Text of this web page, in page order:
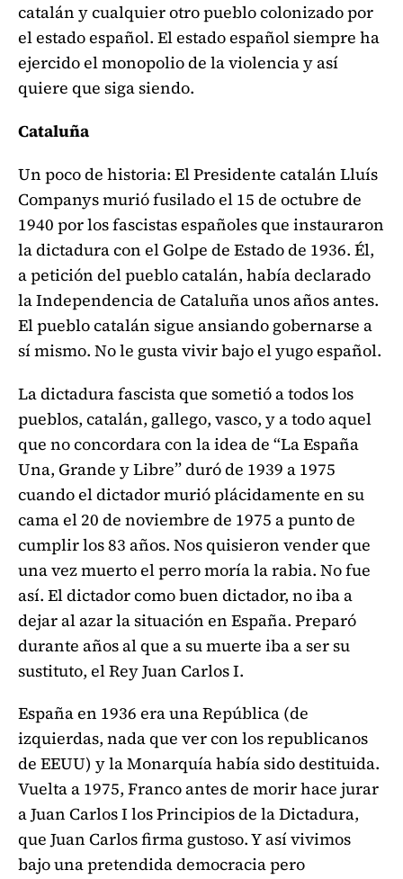
catalán y cualquier otro pueblo colonizado por
el estado español. El estado español siempre ha
ejercido el monopolio de la violencia y así
quiere que siga siendo.
Cataluña
Un poco de historia: El Presidente catalán Lluís
Companys murió fusilado el 15 de octubre de
1940 por los fascistas españoles que instauraron
la dictadura con el Golpe de Estado de 1936. Él,
a petición del pueblo catalán, había declarado
la Independencia de Cataluña unos años antes.
El pueblo catalán sigue ansiando gobernarse a
sí mismo. No le gusta vivir bajo el yugo español.
La dictadura fascista que sometió a todos los
pueblos, catalán, gallego, vasco, y a todo aquel
que no concordara con la idea de “La España
Una, Grande y Libre” duró de 1939 a 1975
cuando el dictador murió plácidamente en su
cama el 20 de noviembre de 1975 a punto de
cumplir los 83 años. Nos quisieron vender que
una vez muerto el perro moría la rabia. No fue
así. El dictador como buen dictador, no iba a
dejar al azar la situación en España. Preparó
durante años al que a su muerte iba a ser su
sustituto, el Rey Juan Carlos I.
España en 1936 era una República (de
izquierdas, nada que ver con los republicanos
de EEUU) y la Monarquía había sido destituida.
Vuelta a 1975, Franco antes de morir hace jurar
a Juan Carlos I los Principios de la Dictadura,
que Juan Carlos firma gustoso. Y así vivimos
bajo una pretendida democracia pero